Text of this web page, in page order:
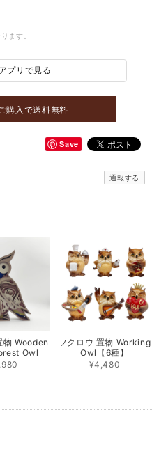
ます。
プリで見る
購入で送料無料
Save
通報する
物 Wooden
Owl
フクロウ 置物 Working
Owl【6種】
¥4,480